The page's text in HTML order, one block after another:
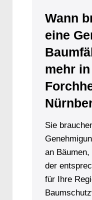
Wann
eine
mehr in
Sie
an
der
für Ihre